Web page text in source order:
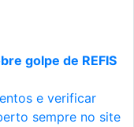
golpe de REFIS
e verificar
sempre no site